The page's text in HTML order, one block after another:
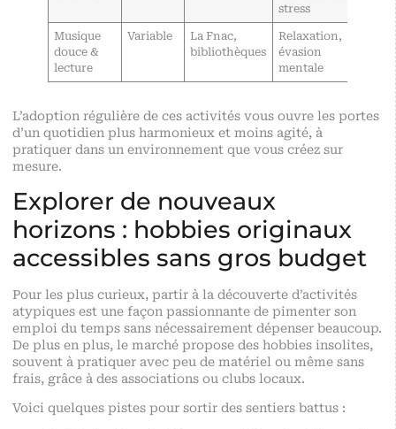
stress
Musique
douce &
lecture
Variable
La Fnac,
bibliothèques
Relaxation,
évasion
mentale
L’adoption régulière de ces activités vous ouvre les portes
d’un quotidien plus harmonieux et moins agité, à
pratiquer dans un environnement que vous créez sur
mesure.
Explorer de nouveaux
horizons : hobbies originaux
accessibles sans gros budget
Pour les plus curieux, partir à la découverte d’activités
atypiques est une façon passionnante de pimenter son
emploi du temps sans nécessairement dépenser beaucoup.
De plus en plus, le marché propose des hobbies insolites,
souvent à pratiquer avec peu de matériel ou même sans
frais, grâce à des associations ou clubs locaux.
Voici quelques pistes pour sortir des sentiers battus :